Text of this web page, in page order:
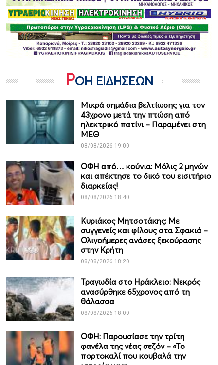
ΡΟΗ ΕΙΔΗΣΕΩΝ
Μικρά σημάδια βελτίωσης για τον
43χρονο μετά την πτώση από
ηλεκτρικό πατίνι – Παραμένει στη
ΜΕΘ
08/08/2026 19:00
ΟΦΗ από… κούνια: Μόλις 2 μηνών
και απέκτησε το δικό του εισιτήριο
διαρκείας!
08/08/2026 18:40
Κυριάκος Μητσοτάκης: Με
συγγενείς και φίλους στα Σφακιά –
Ολιγοήμερες ανάσες ξεκούρασης
στην Κρήτη
08/08/2026 18:20
Τραγωδία στο Ηράκλειο: Νεκρός
ανασύρθηκε 65χρονος από τη
θάλασσα
08/08/2026 18:00
ΟΦΗ: Παρουσίασε την τρίτη
φανέλα της νέας σεζόν – «Το
πορτοκαλί που κουβαλά την